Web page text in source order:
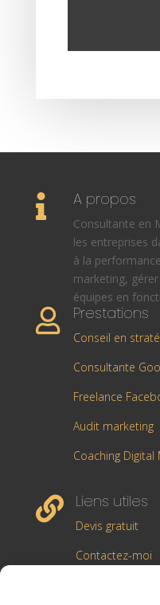
 A propos
Consultante en
les entreprises
à la
marketing,
équipes en
 Prestations
Conseil en
Consultante
Freelance
Audit marketing
Coaching Digital
 Liens utiles
Devis gratuit
Contactez-moi